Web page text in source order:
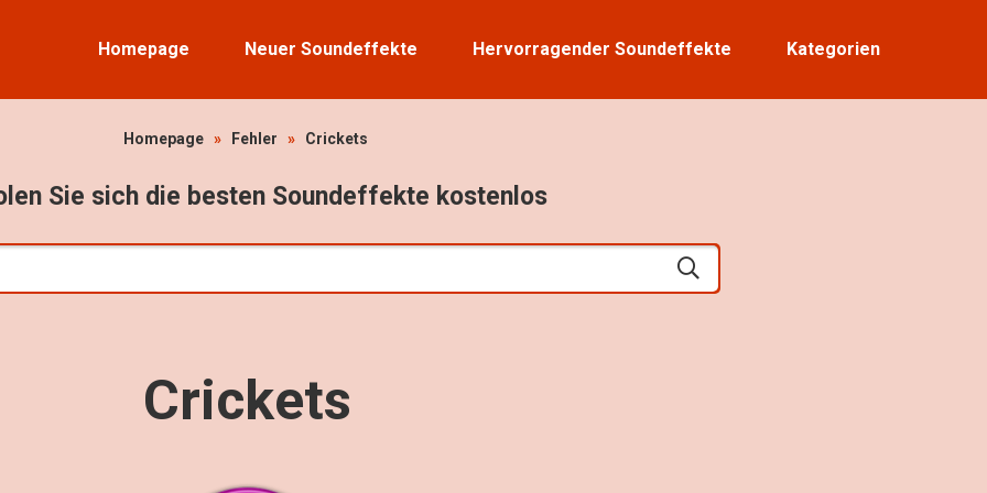
Homepage Neuer Soundeffekte Hervorragender Soundeffekte Kategorien
Homepage » Fehler » Crickets
Sie sich die besten Soundeffekte kostenlos
Crickets